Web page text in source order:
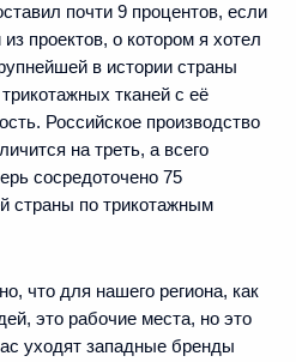
почти 9 процентов, если
проектов, о котором я хотел
в истории страны
тканей с её
Российское производство
на треть, а всего
сосредоточено 75
страны по трикотажным
что для нашего региона, как
это рабочие места, но это
уходят западные бренды